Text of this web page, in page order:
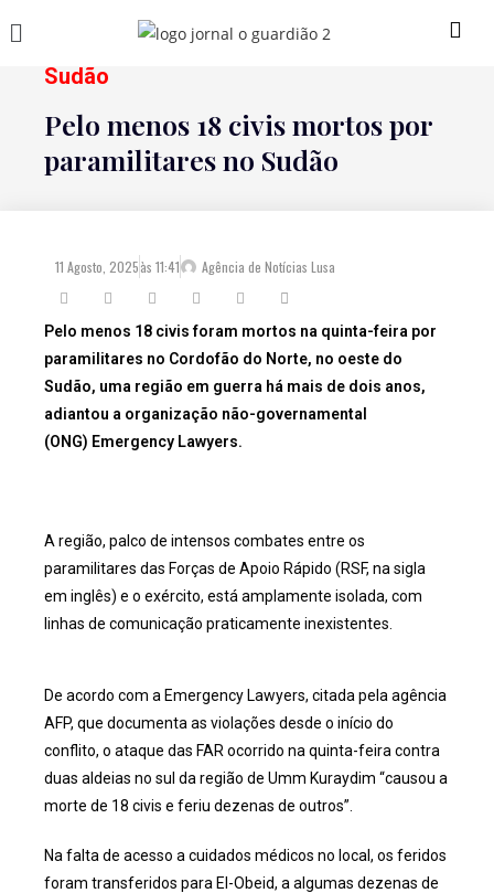
Sudão
Pelo menos 18 civis mortos por
paramilitares no Sudão
11 Agosto, 2025às 11:41 Agência de Notícias Lusa
Pelo menos 18 civis foram mortos na quinta-feira por
paramilitares no Cordofão do Norte, no oeste do
Sudão, uma região em guerra há mais de dois anos,
adiantou a organização não-governamental
(ONG) Emergency Lawyers.
A região, palco de intensos combates entre os
paramilitares das Forças de Apoio Rápido (RSF, na sigla
em inglês) e o exército, está amplamente isolada, com
linhas de comunicação praticamente inexistentes.
De acordo com a Emergency Lawyers, citada pela agência
AFP, que documenta as violações desde o início do
conflito, o ataque das FAR ocorrido na quinta-feira contra
duas aldeias no sul da região de Umm Kuraydim “causou a
morte de 18 civis e feriu dezenas de outros”.
Na falta de acesso a cuidados médicos no local, os feridos
foram transferidos para El-Obeid, a algumas dezenas de